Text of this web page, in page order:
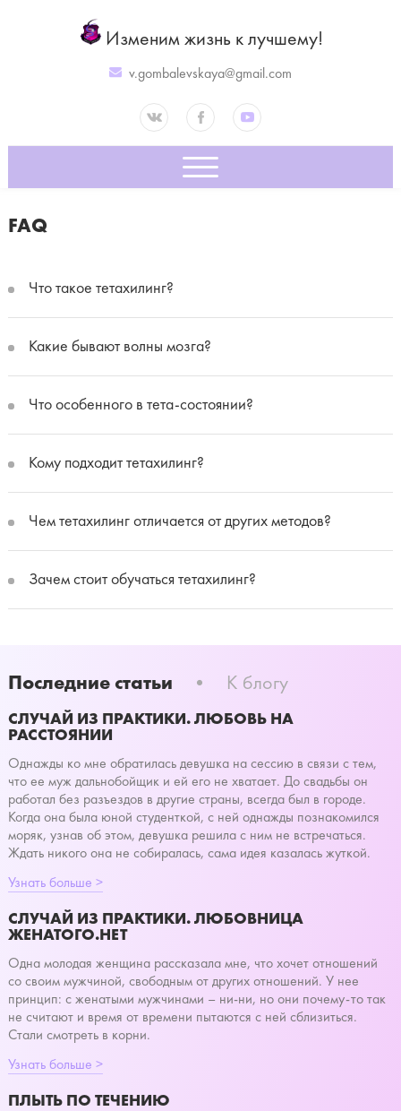
Изменим жизнь к лучшему!
v.gombalevskaya@gmail.com
FAQ
Что такое тетахилинг?
Какие бывают волны мозга?
Что особенного в тета-состоянии?
Кому подходит тетахилинг?
Чем тетахилинг отличается от других методов?
Зачем стоит обучаться тетахилинг?
Последние статьи • К блогу
СЛУЧАЙ ИЗ ПРАКТИКИ. ЛЮБОВЬ НА
РАССТОЯНИИ
Однажды ко мне обратилась девушка на сессию в связи с тем,
что ее муж дальнобойщик и ей его не хватает. До свадьбы он
работал без разъездов в другие страны, всегда был в городе.
Когда она была юной студенткой, с ней однажды познакомился
моряк, узнав об этом, девушка решила с ним не встречаться.
Ждать никого она не собиралась, сама идея казалась жуткой.
Узнать больше >
СЛУЧАЙ ИЗ ПРАКТИКИ. ЛЮБОВНИЦА
ЖЕНАТОГО.НЕТ
Одна молодая женщина рассказала мне, что хочет отношений
со своим мужчиной, свободным от других отношений. У нее
принцип: с женатыми мужчинами – ни-ни, но они почему-то так
не считают и время от времени пытаются с ней сблизиться.
Стали смотреть в корни.
Узнать больше >
ПЛЫТЬ ПО ТЕЧЕНИЮ